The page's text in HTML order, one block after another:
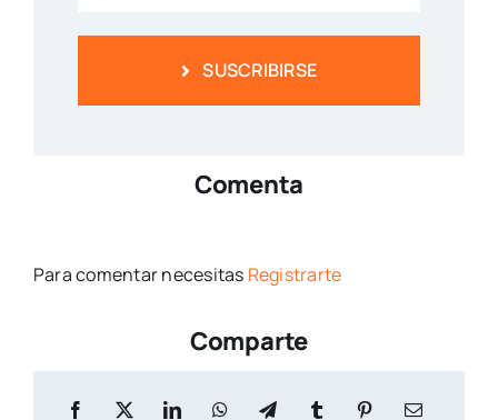
SUSCRIBIRSE
Comenta
Para comentar necesitas Registrarte
Comparte